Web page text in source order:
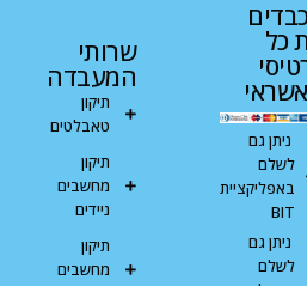
כל
ניתן גם
לשלם
באפליקציית
BIT
ניתן גם
לשלם
שרותי
המעבדה
תיקון
טאבלטים
תיקון
מחשבים
ניידים
תיקון
מחשבים